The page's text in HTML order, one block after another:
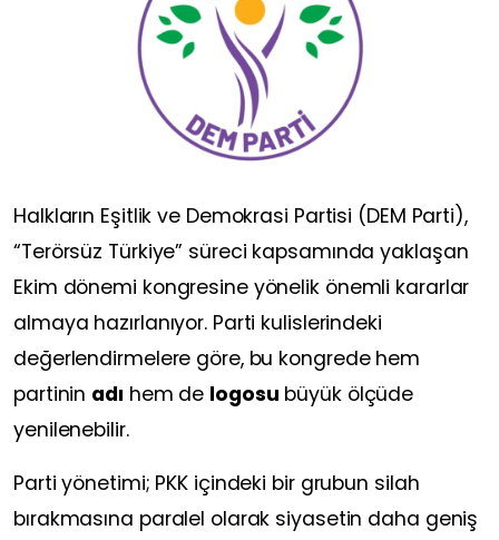
Halkların Eşitlik ve Demokrasi Partisi (DEM Parti),
“Terörsüz Türkiye” süreci kapsamında yaklaşan
Ekim dönemi kongresine yönelik önemli kararlar
almaya hazırlanıyor. Parti kulislerindeki
değerlendirmelere göre, bu kongrede hem
partinin adı hem de logosu büyük ölçüde
yenilenebilir.
Parti yönetimi; PKK içindeki bir grubun silah
bırakmasına paralel olarak siyasetin daha geniş